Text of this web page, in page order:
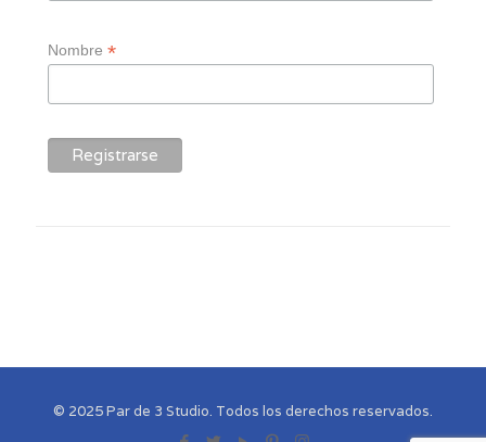
Nombre*
© 2025 Par de 3 Studio. Todos los derechos reservados.